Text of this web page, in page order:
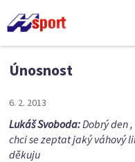
Únosnost
6. 2. 2013
Lukáš Svoboda:Dobrý den ,
chci se zeptat jaký váhový
děkuju